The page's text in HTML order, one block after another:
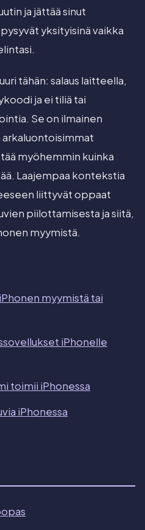
ja jättää sinut
yksityisinä vaikka
tähän: salaus laitteella,
ja ei tiliä tai
Se on ilmainen
myöhemmin kuinka
Laajempaa kontekstia
liittyvät oppaat
piilottamisesta ja siitä,
myymistä.
myymistä tai
iPhonelle
toimii iPhonessa
iPhonessa